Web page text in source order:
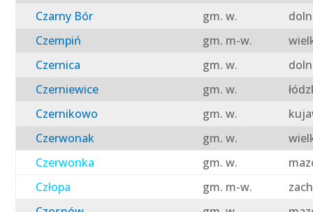
Czarny Bór
gm. w.
Czempiń
gm. m-w.
Czernica
gm. w.
Czerniewice
gm. w.
Czernikowo
gm. w.
Czerwonak
gm. w.
Czerwonka
gm. w.
Człopa
gm. m-w.